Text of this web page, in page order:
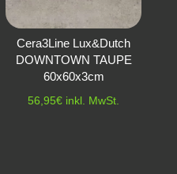
Cera3Line Lux&Dutch
DOWNTOWN TAUPE
60x60x3cm
56,95€ inkl. MwSt.